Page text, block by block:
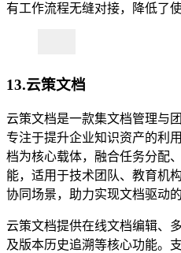
有工作流程无缝对接，降低了
13.云策文档
云策文档是一款集文档管理与
专注于提升企业知识资产的利
档为核心载体，融合任务分配
能，适用于技术团队、教育机
协同场景，助力实现文档驱动
云策文档提供在线文档编辑、
及版本历史追溯等核心功能。